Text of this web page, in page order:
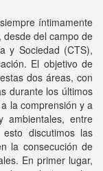
íntimamente
desde del campo de
y Sociedad (CTS),
El objetivo de
dos áreas, con
durante los últimos
la comprensión y a
ambientales, entre
discutimos las
la consecución de
En primer lugar,